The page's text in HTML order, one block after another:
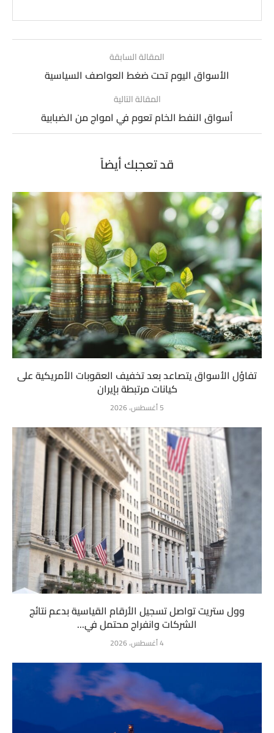
المقالة السابقة
الأسواق اليوم تحت ضغط العواصف السياسية
المقالة التالية
أسواق النفط الخام تعوم في امواج من الضبابية
قد تعجبك أيضاً
تفاؤل الأسواق يتصاعد بعد تخفيف العقوبات الأمريكية على
كيانات مرتبطة بإيران
5 أغسطس، 2026
وول ستريت تواصل تسجيل الأرقام القياسية بدعم نتائج
الشركات وانفراج محتمل في...
4 أغسطس، 2026